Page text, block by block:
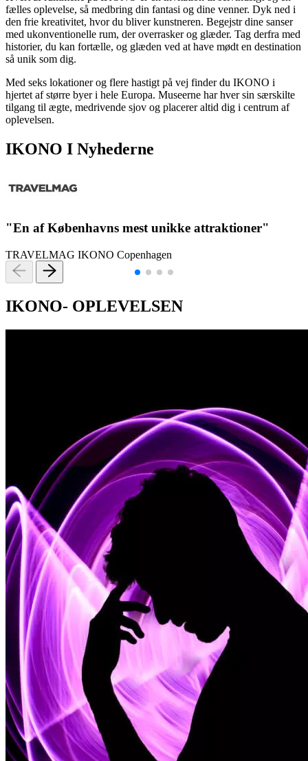
fælles oplevelse, så medbring din fantasi og dine venner. Dyk ned i
den frie kreativitet, hvor du bliver kunstneren. Begejstr dine sanser
med ukonventionelle rum, der overrasker og glæder. Tag derfra med
historier, du kan fortælle, og glæden ved at have mødt en destination
så unik som dig.
Med seks lokationer og flere hastigt på vej finder du IKONO i
hjertet af større byer i hele Europa. Museerne har hver sin særskilte
tilgang til ægte, medrivende sjov og placerer altid dig i centrum af
oplevelsen.
IKONO I Nyhederne
"En af Københavns mest unikke attraktioner"
TRAVELMAG IKONO Copenhagen
IKONO- OPLEVELSEN